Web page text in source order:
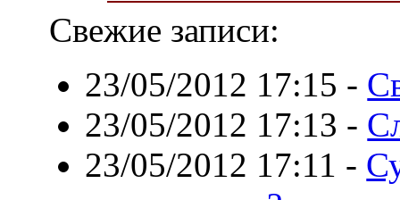
Свежие записи:
23/05/2012 17:15 -
23/05/2012 17:13 -
23/05/2012 17:11 -